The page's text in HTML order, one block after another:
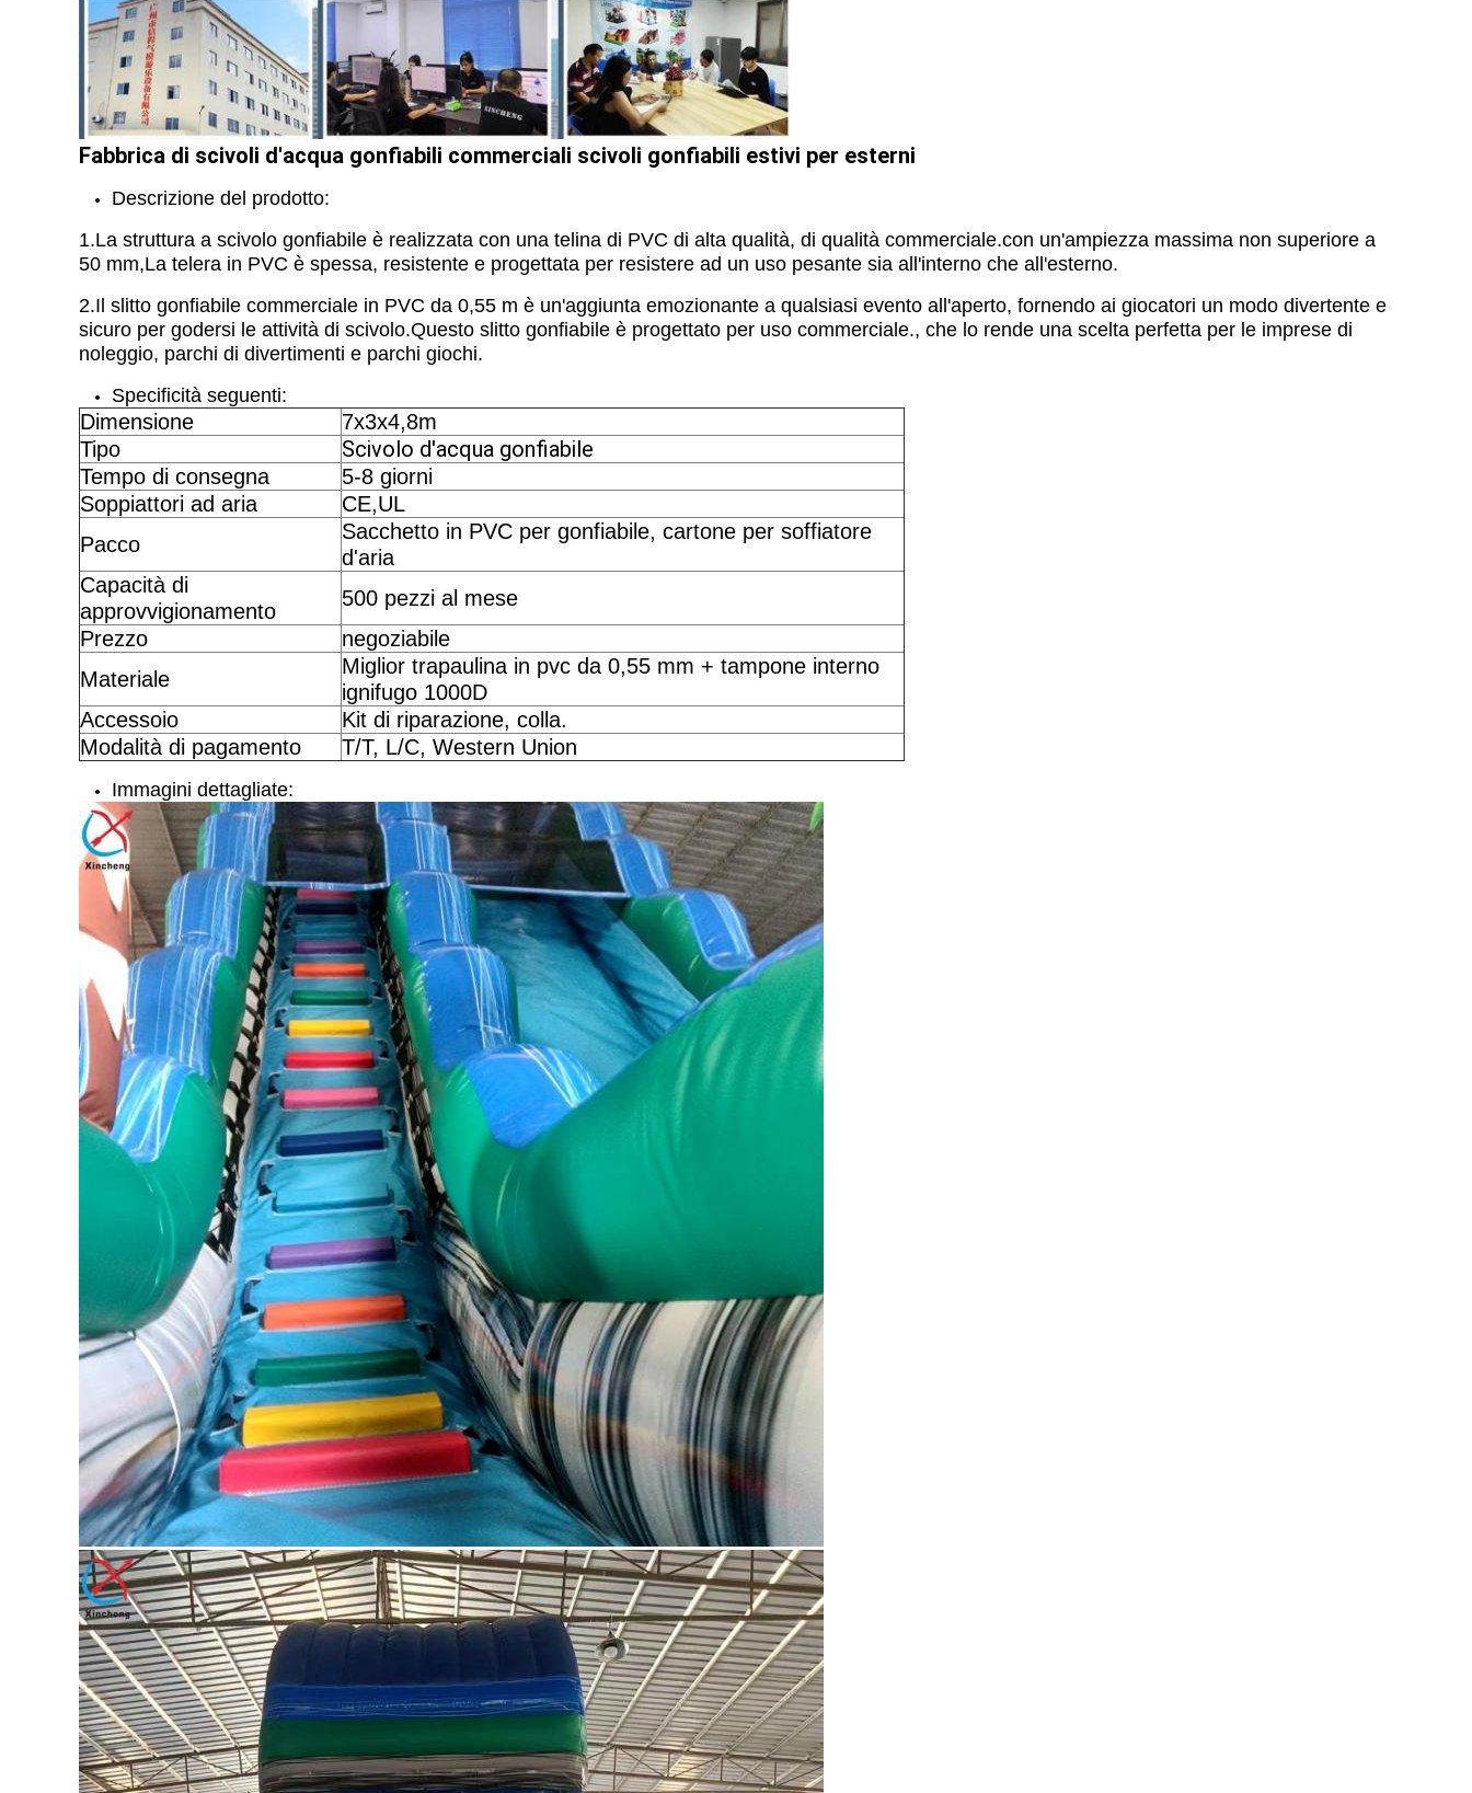
Fabbrica di scivoli d'acqua gonfiabili commerciali scivoli gonfiabili estivi per esterni
Descrizione del prodotto:
1.La struttura a scivolo gonfiabile è realizzata con una telina di PVC di alta qualità, di qualità commerciale.con un'ampiezza massima non superiore a
50 mm,La telera in PVC è spessa, resistente e progettata per resistere ad un uso pesante sia all'interno che all'esterno.
2.Il slitto gonfiabile commerciale in PVC da 0,55 m è un'aggiunta emozionante a qualsiasi evento all'aperto, fornendo ai giocatori un modo divertente e
sicuro per godersi le attività di scivolo.Questo slitto gonfiabile è progettato per uso commerciale., che lo rende una scelta perfetta per le imprese di
noleggio, parchi di divertimenti e parchi giochi.
Specificità seguenti:
Dimensione
7x3x4,8m
Tipo
Scivolo d'acqua gonfiabile
Tempo di consegna
5-8 giorni
Soppiattori ad aria
CE,UL
Pacco
Sacchetto in PVC per gonfiabile, cartone per soffiatore
d'aria
Capacità di
approvvigionamento
500 pezzi al mese
Prezzo
negoziabile
Materiale
Miglior trapaulina in pvc da 0,55 mm + tampone interno
ignifugo 1000D
Accessoio
Kit di riparazione, colla.
Modalità di pagamento
T/T, L/C, Western Union
Immagini dettagliate: